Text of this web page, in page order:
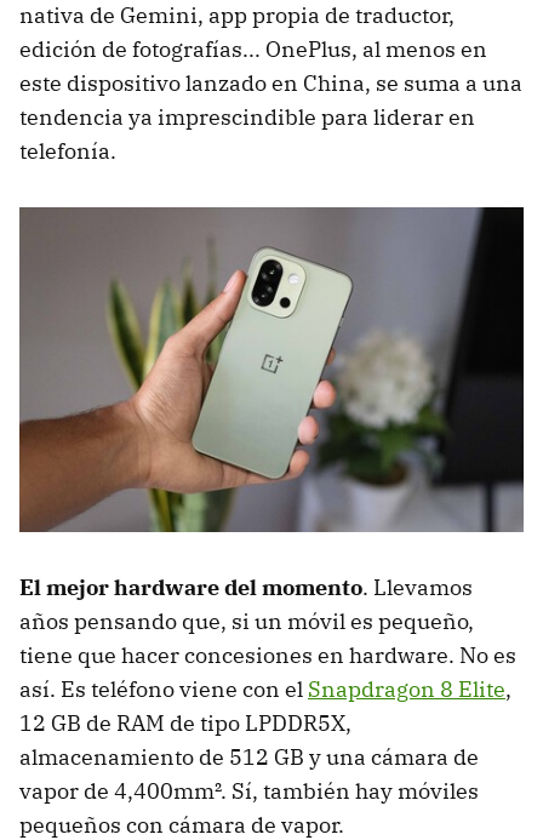
nativa de Gemini, app propia de traductor,
edición de fotografías... OnePlus, al menos en
este dispositivo lanzado en China, se suma a una
tendencia ya imprescindible para liderar en
telefonía.
El mejor hardware del momento. Llevamos
años pensando que, si un móvil es pequeño,
tiene que hacer concesiones en hardware. No es
así. Es teléfono viene con el Snapdragon 8 Elite,
12 GB de RAM de tipo LPDDR5X,
almacenamiento de 512 GB y una cámara de
vapor de 4,400mm². Sí, también hay móviles
pequeños con cámara de vapor.